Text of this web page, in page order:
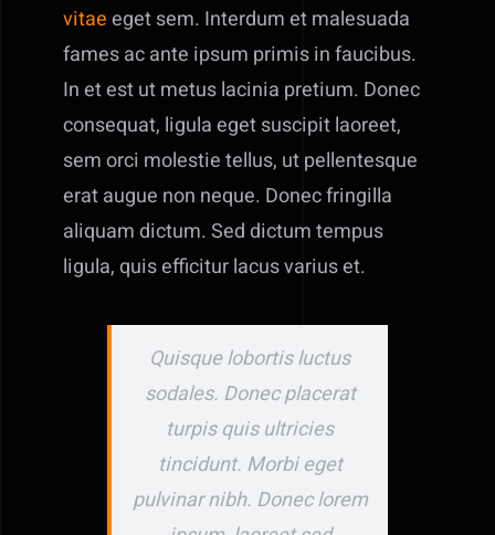
vitaeeget sem. Interdum et malesuada
fames ac ante ipsum primis in faucibus.
In et est ut metus lacinia pretium. Donec
consequat, ligula eget suscipit laoreet,
sem orci molestie tellus, ut pellentesque
erat augue non neque. Donec fringilla
aliquam dictum. Sed dictum tempus
ligula, quis efficitur lacus varius et.
Quisque lobortis luctus
sodales. Donec placerat
turpis quis ultricies
tincidunt. Morbi eget
pulvinar nibh. Donec lorem